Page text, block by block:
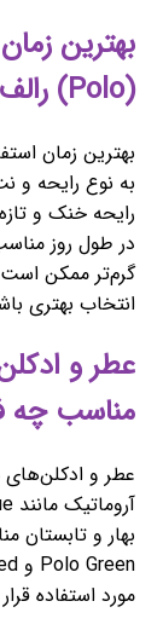
بهترین
(Polo) رالف لورن پولو چه وقت است؟
بهترین زمان
به نوع رایحه و
رایحه خنک و
در طول روز
گرم‌تر ممکن
انتخاب بهتری
مناسب
عطر و ادکلن‌های
بهار و تابستان
مورد استفاده